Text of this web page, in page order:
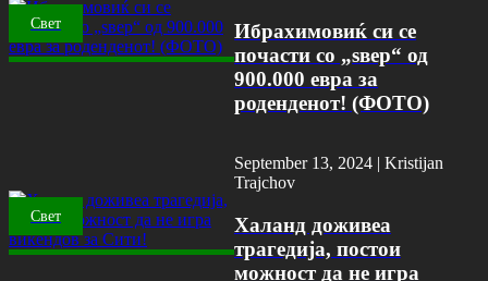
Свет
Ибрахимовиќ си се
почасти со „ѕвер“ од
900.000 евра за
роденденот! (ФОТО)
Свет
September 13, 2024 | Kristijan
Trajchov
Халанд доживеа
трагедија, постои
можност да не игра